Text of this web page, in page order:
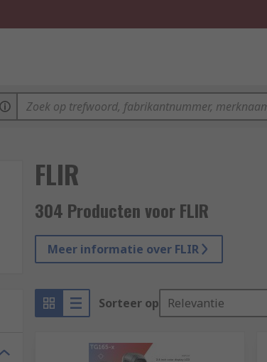
FLIR
304 Producten voor FLIR
Meer informatie over FLIR
Sorteer op Relevantie